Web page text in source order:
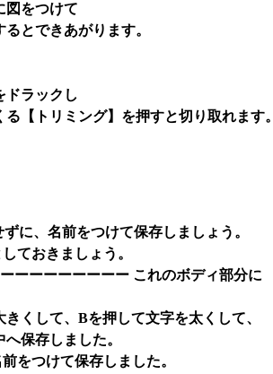
図をつけて
とできあがります。
ドラックし
【トリミング】を押すと切り取れます。
に、名前をつけて保存しましょう。
おきましょう。
ーーーーーーーー これのボディ部分に
くして、Bを押して文字を太くして、
保存しました。
をつけて保存しました。